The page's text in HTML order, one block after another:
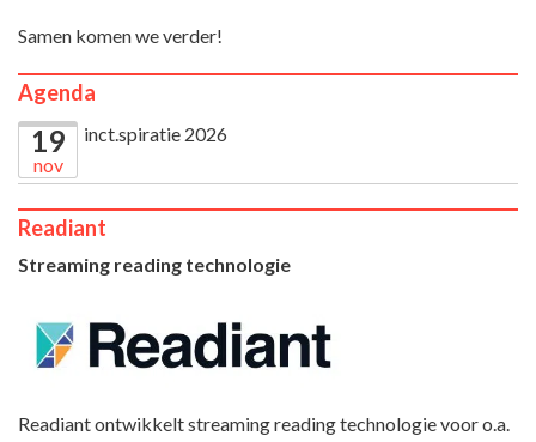
Samen komen we verder!
Agenda
19
nov
inct.spiratie 2026
Readiant
Streaming reading technologie
Readiant ontwikkelt streaming reading technologie voor o.a.